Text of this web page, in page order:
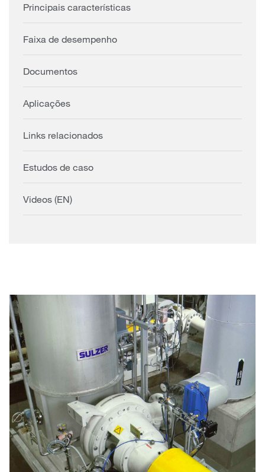
Principais características
Faixa de desempenho
Documentos
Aplicações
Links relacionados
Estudos de caso
Videos (EN)